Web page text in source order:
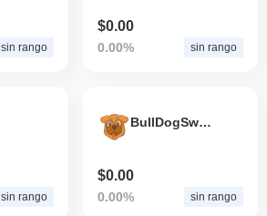
sin rango
$0.00
0.00% sin rango
sin rango
BullDogSwap
$0.00
0.00% sin rango